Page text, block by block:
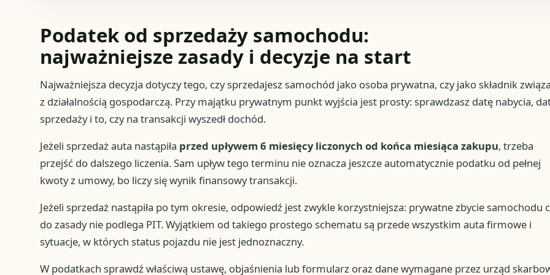
Podatek od sprzedaży samochodu:
najważniejsze zasady i decyzje na start
Najważniejsza decyzja dotyczy tego, czy sprzedajesz samochód jako osoba prywatna, czy jako składnik
z działalnością gospodarczą. Przy majątku prywatnym punkt wyjścia jest prosty: sprawdzasz datę nabycia,
sprzedaży i to, czy na transakcji wyszedł dochód.
Jeżeli sprzedaż auta nastąpiła przed upływem 6 miesięcy liczonych od końca miesiąca zakupu, trzeba
przejść do dalszego liczenia. Sam upływ tego terminu nie oznacza jeszcze automatycznie podatku od pełnej
kwoty z umowy, bo liczy się wynik finansowy transakcji.
Jeżeli sprzedaż nastąpiła po tym okresie, odpowiedź jest zwykle korzystniejsza: prywatne zbycie samochodu
do zasady nie podlega PIT. Wyjątkiem od takiego prostego schematu są przede wszystkim auta firmowe i
sytuacje, w których status pojazdu nie jest jednoznaczny.
W podatkach sprawdź właściwą ustawę, objaśnienia lub formularz oraz dane wymagane przez urząd